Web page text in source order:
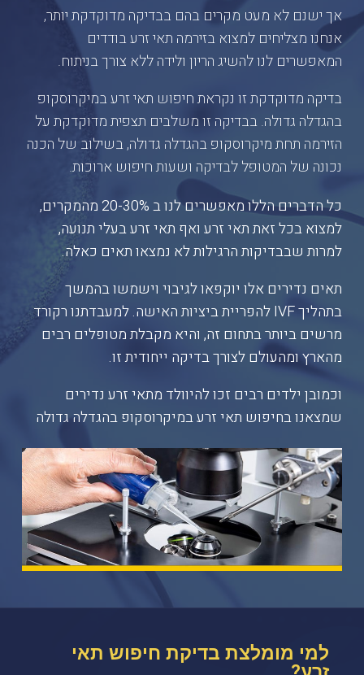
אך ישנם לא מעט מקרים בהם בבדיקה מדוקדקת יותר,
אנחנו מצליחים למצוא בזירמה תאי זרע בודדים
המאפשרים לנו להשיג הריון ולידה ללא צורך בניתוח.
בדיקה מדוקדקת זו נקראת חיפוש תאי זרע במיקרוסקופ
בהגדלה גדולה. בבדיקה זו משלבים תצפית מדוקדקת על
הזירמה תחת מיקרוסקופ בהגדלה גדולה, בשילוב של הכנה
נכונה של המטופל לבדיקה ושעות חיפוש ארוכות.
כל הדברים הללו מאפשרים לנו ב 20-30% מהמקרים,
למצוא בכל זאת תאי זרע ואף תאי זרע בעלי תנועה,
למרות שבבדיקות הרגילות לא נמצאו תאים כאלה.
תאים נדירים אלו יוקפאו לגיבוי וישמשו בהמשך
בתהליך IVF להפריית ביציות האישה. למעבדתנו רקורד
מרשים ביותר בתחום זה, והיא מקבלת מטופלים רבים
מהארץ ומהעולם לצורך בדיקה ייחודית זו.
וכמובן ילדים רבים זכו להיוולד מתאי זרע נדירים
שמצאנו בחיפוש תאי זרע במיקרוסקופ בהגדלה גדולה
למי מומלצת בדיקת חיפוש תאי